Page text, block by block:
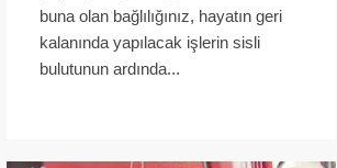
buna olan bağlılığınız, hayatın geri
kalanında yapılacak işlerin sisli
bulutunun ardında...